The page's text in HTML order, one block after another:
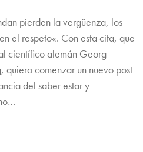
pierden la vergüenza, los
el respeto«. Con esta cita, que
científico alemán Georg
quiero comenzar un nuevo post
del saber estar y